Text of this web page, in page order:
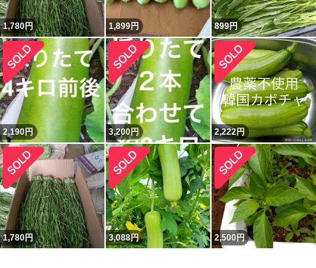
1,780円 1,899円 899円
2,190円 3,200円 2,222円
1,780円 3,088円 2,500 円